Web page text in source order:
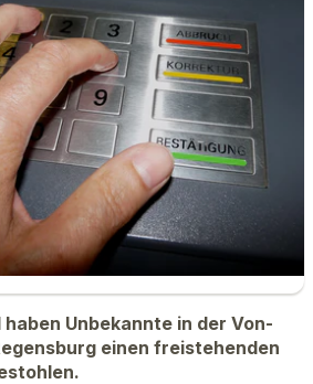
Unbekannte in der Von-
einen freistehenden